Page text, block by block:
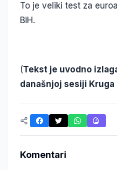
To je veliki test za
BiH.
(Tekst je uvodno
današnjoj sesiji Kruga
Komentari